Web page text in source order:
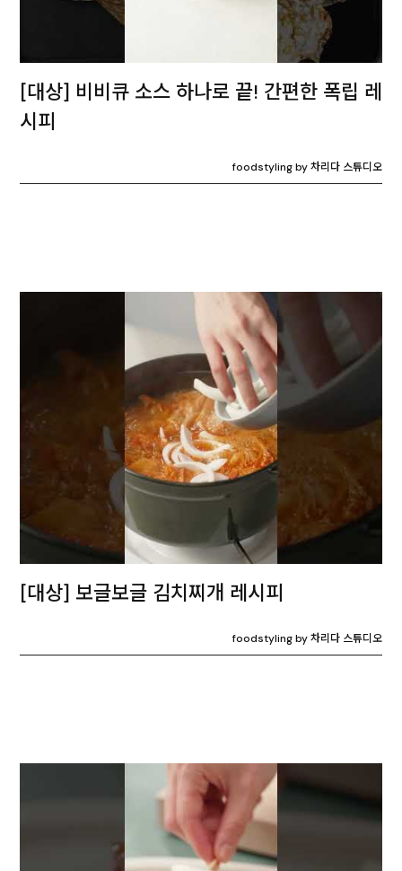
[대상] 비비큐 소스 하나로 끝! 간편한 폭립 레
시피
foodstyling by 차리다 스튜디오
[대상] 보글보글 김치찌개 레시피
foodstyling by 차리다 스튜디오